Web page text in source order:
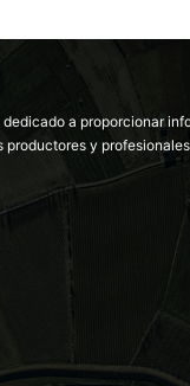
a proporcionar
y